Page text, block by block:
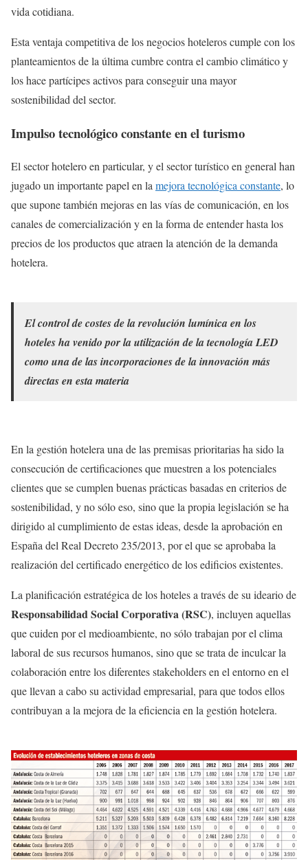
vida cotidiana.
Esta ventaja competitiva de los negocios hoteleros cumple con los
planteamientos de la última cumbre contra el cambio climático y
los hace partícipes activos para conseguir una mayor
sostenibilidad del sector.
Impulso tecnológico constante en el turismo
El sector hotelero en particular, y el sector turístico en general han
jugado un importante papel en lamejora tecnológica constante, lo
que supone también mejoras en las vías de comunicación, en los
canales de comercialización y en la forma de entender hasta los
precios de los productos que atraen la atención de la demanda
hotelera.
El control de costes de la revolución lumínica en los
hoteles ha venido por la utilización de la tecnología LED
como una de las incorporaciones de la innovación más
directas en esta materia
En la gestión hotelera una de las premisas prioritarias ha sido la
consecución de certificaciones que muestren a los potenciales
clientes que se cumplen buenas prácticas basadas en criterios de
sostenibilidad, y no sólo eso, sino que la propia legislación se ha
dirigido al cumplimiento de estas ideas, desde la aprobación en
España del Real Decreto 235/2013, por el que se aprobaba la
realización del certificado energético de los edificios existentes.
La planificación estratégica de los hoteles a través de su ideario de
Responsabilidad Social Corporativa (RSC), incluyen aquellas
que cuiden por el medioambiente, no sólo trabajan por el clima
laboral de sus recursos humanos, sino que se trata de inculcar la
colaboración entre los diferentes stakeholders en el entorno en el
que llevan a cabo su actividad empresarial, para que todos ellos
contribuyan a la mejora de la eficiencia en la gestión hotelera.